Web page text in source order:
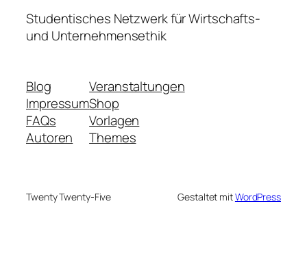
Studentisches Netzwerk für Wirtschafts-
und Unternehmensethik
Blog
Impressum
FAQs
Autoren
Veranstaltungen
Shop
Vorlagen
Themes
Twenty Twenty-Five Gestaltet mitWordPress